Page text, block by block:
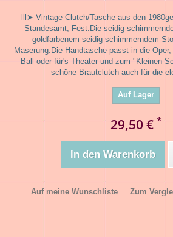
lll➤ Vintage Clutch/Tasche aus den
Standesamt, Fest.Die seidig
goldfarbenem seidig schimmerndem
Maserung.Die Handtasche passt in die
Ball oder für's Theater und zum "Kleinen
schöne Brautclutch auch für die
Auf Lager
29,50 € *
In den Warenkorb
Auf meine Wunschliste Zum